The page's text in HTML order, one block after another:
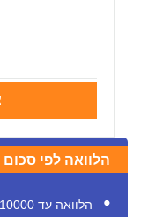
הלוואה לפי סכום
הלוואה עד 10000 שקל